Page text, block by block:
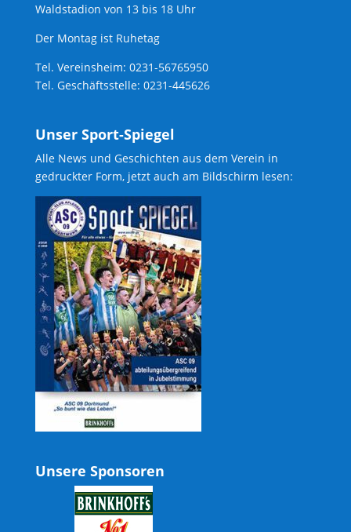
Waldstadion von 13 bis 18 Uhr
Der Montag ist Ruhetag
Tel. Vereinsheim: 0231-56765950
Tel. Geschäftsstelle: 0231-445626
Unser Sport-Spiegel
Alle News und Geschichten aus dem Verein in
gedruckter Form, jetzt auch am Bildschirm lesen:
Unsere Sponsoren